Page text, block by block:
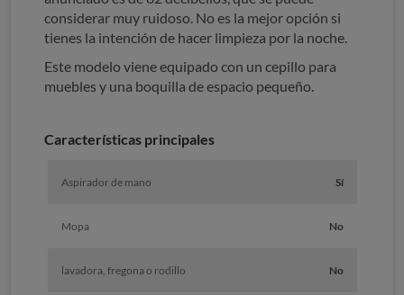
considerar muy ruidoso. No es la mejor opción si
tienes la intención de hacer limpieza por la noche.
Este modelo viene equipado con un cepillo para
muebles y una boquilla de espacio pequeño.
Características principales
Aspirador de mano Sí
Mopa No
lavadora, fregona o rodillo No